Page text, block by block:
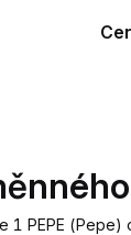
1 PEPE